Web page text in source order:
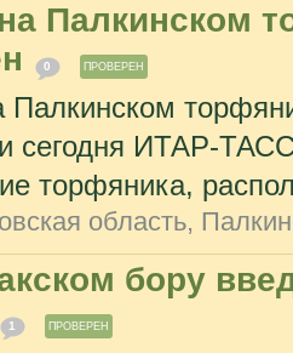
Палкинском
0 ПРОВЕРЕН
Палкинском
сегодня ИТАР-
торфяника,
область,
бору
1 ПРОВЕРЕН